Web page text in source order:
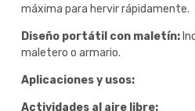
máxima para hervir rápidamente.
Diseño portátil con maletín:
maletero o armario.
Aplicaciones y usos:
Actividades al aire libre: